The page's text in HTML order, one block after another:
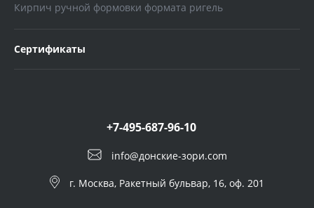
Кирпич ручной формовки формата ригель
Сертификаты
info@донские-зори.com
+7-495-687-96-10
г. Москва, Ракетный бульвар, 16, оф. 201